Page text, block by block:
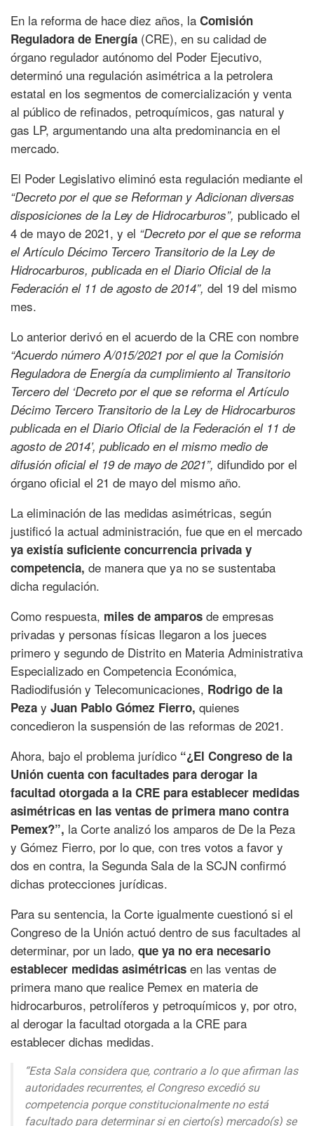
En la reforma de hace diez años, la Comisión
Reguladora de Energía (CRE), en su calidad de
órgano regulador autónomo del Poder Ejecutivo,
determinó una regulación asimétrica a la petrolera
estatal en los segmentos de comercialización y venta
al público de refinados, petroquímicos, gas natural y
gas LP, argumentando una alta predominancia en el
mercado.
El Poder Legislativo eliminó esta regulación mediante el
“Decreto por el que se Reforman y Adicionan diversas
disposiciones de la Ley de Hidrocarburos”, publicado el
4 de mayo de 2021, y el “Decreto por el que se reforma
el Artículo Décimo Tercero Transitorio de la Ley de
Hidrocarburos, publicada en el Diario Oficial de la
Federación el 11 de agosto de 2014”, del 19 del mismo
mes.
Lo anterior derivó en el acuerdo de la CRE con nombre
“Acuerdo número A/015/2021 por el que la Comisión
Reguladora de Energía da cumplimiento al Transitorio
Tercero del ‘Decreto por el que se reforma el Artículo
Décimo Tercero Transitorio de la Ley de Hidrocarburos
publicada en el Diario Oficial de la Federación el 11 de
agosto de 2014’, publicado en el mismo medio de
difusión oficial el 19 de mayo de 2021”, difundido por el
órgano oficial el 21 de mayo del mismo año.
La eliminación de las medidas asimétricas, según
justificó la actual administración, fue que en el mercado
ya existía suficiente concurrencia privada y
competencia, de manera que ya no se sustentaba
dicha regulación.
Como respuesta, miles de amparos de empresas
privadas y personas físicas llegaron a los jueces
primero y segundo de Distrito en Materia Administrativa
Especializado en Competencia Económica,
Radiodifusión y Telecomunicaciones, Rodrigo de la
Peza y Juan Pablo Gómez Fierro, quienes
concedieron la suspensión de las reformas de 2021.
Ahora, bajo el problema jurídico “¿El Congreso de la
Unión cuenta con facultades para derogar la
facultad otorgada a la CRE para establecer medidas
asimétricas en las ventas de primera mano contra
Pemex?”, la Corte analizó los amparos de De la Peza
y Gómez Fierro, por lo que, con tres votos a favor y
dos en contra, la Segunda Sala de la SCJN confirmó
dichas protecciones jurídicas.
Para su sentencia, la Corte igualmente cuestionó si el
Congreso de la Unión actuó dentro de sus facultades al
determinar, por un lado, que ya no era necesario
establecer medidas asimétricas en las ventas de
primera mano que realice Pemex en materia de
hidrocarburos, petrolíferos y petroquímicos y, por otro,
al derogar la facultad otorgada a la CRE para
establecer dichas medidas.
“Esta Sala considera que, contrario a lo que afirman las
autoridades recurrentes, el Congreso excedió su
competencia porque constitucionalmente no está
facultado para determinar si en cierto(s) mercado(s) se